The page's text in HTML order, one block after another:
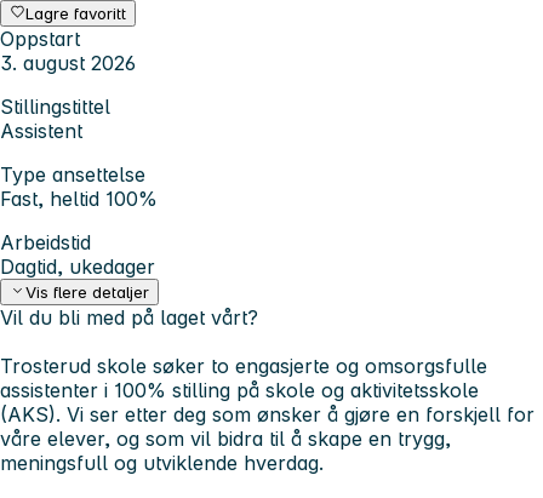
Lagre favoritt
Oppstart
3. august 2026
Stillingstittel
Assistent
Type ansettelse
Fast, heltid 100%
Arbeidstid
Dagtid, ukedager
Vis flere detaljer
Vil du bli med på laget vårt?
Trosterud skole søker to engasjerte og omsorgsfulle
assistenter i 100% stilling på skole og aktivitetsskole
(AKS). Vi ser etter deg som ønsker å gjøre en forskjell for
våre elever, og som vil bidra til å skape en trygg,
meningsfull og utviklende hverdag.